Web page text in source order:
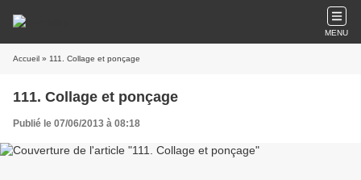
MENU
Accueil » 111. Collage et ponçage
111. Collage et ponçage
Publié le 07/06/2013 à 08:18